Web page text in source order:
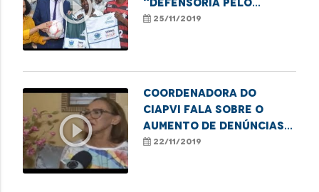
esporte"
25/11/2019
play_circle_outline
Coordenadora do
CIAPVI fala sobre o
aumento de denúncias
em casos de violência
22/11/2019